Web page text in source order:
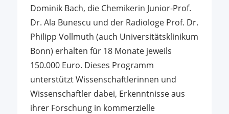
Dominik Bach, die Chemikerin Junior-Prof.
Dr. Ala Bunescu und der Radiologe Prof. Dr.
Philipp Vollmuth (auch Universitätsklinikum
Bonn) erhalten für 18 Monate jeweils
150.000 Euro. Dieses Programm
unterstützt Wissenschaftlerinnen und
Wissenschaftler dabei, Erkenntnisse aus
ihrer Forschung in kommerzielle